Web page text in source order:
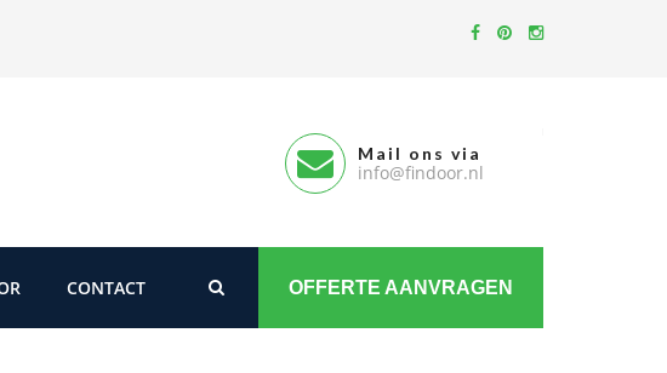
Mail ons via
info@findoor.nl
CONTACT OFFERTE AANVRAGEN